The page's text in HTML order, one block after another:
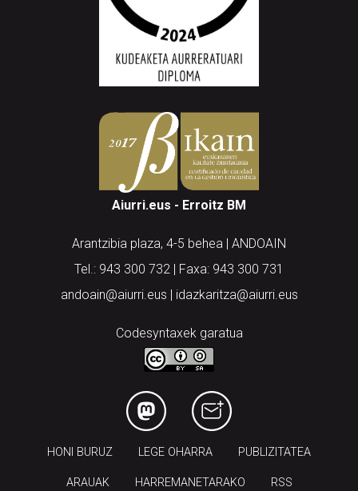
Aiurri.eus - Erroitz BM
Arantzibia plaza, 4-5 behea | ANDOAIN
Tel.: 943 300 732 | Faxa: 943 300 731
andoain@aiurri.eus | idazkaritza@aiurri.eus
Codesyntaxek garatua
HONI BURUZ LEGE OHARRA PUBLIZITATEA
ARAUAK HARREMANETARAKO RSS